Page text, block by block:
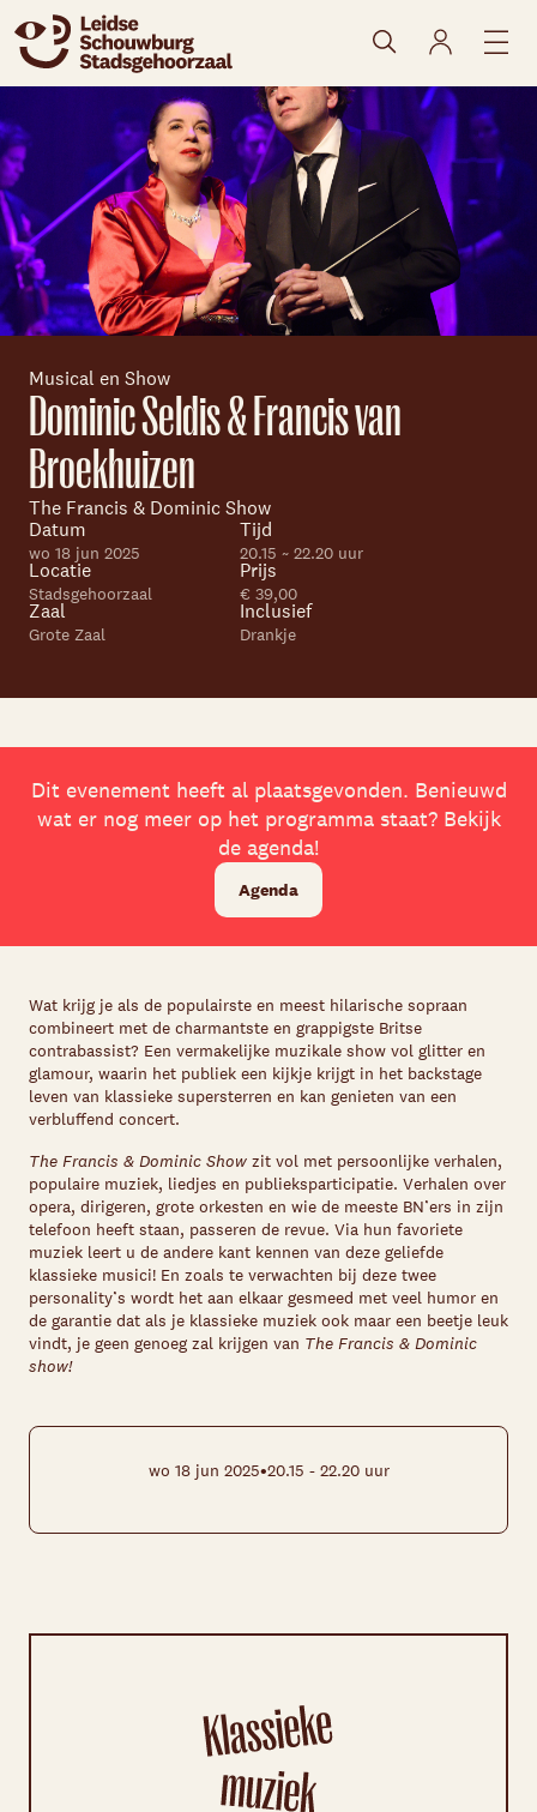
naar agenda
Musical en Show
Dominic Seldis & Francis van
Broekhuizen
The Francis & Dominic Show
Datum
wo 18 jun 2025
Tijd
20.15 ~ 22.20 uur
Locatie
Stadsgehoorzaal
Prijs
€ 39,00
Zaal
Grote Zaal
Inclusief
Drankje
Dit evenement heeft al plaatsgevonden. Benieuwd
wat er nog meer op het programma staat? Bekijk
de agenda!
Agenda
Wat krijg je als de populairste en meest hilarische sopraan
combineert met de charmantste en grappigste Britse
contrabassist? Een vermakelijke muzikale show vol glitter en
glamour, waarin het publiek een kijkje krijgt in het backstage
leven van klassieke supersterren en kan genieten van een
verbluffend concert.
The Francis & Dominic Show zit vol met persoonlijke verhalen,
populaire muziek, liedjes en publieksparticipatie. Verhalen over
opera, dirigeren, grote orkesten en wie de meeste BN’ers in zijn
telefoon heeft staan, passeren de revue. Via hun favoriete
muziek leert u de andere kant kennen van deze geliefde
klassieke musici! En zoals te verwachten bij deze twee
personality’s wordt het aan elkaar gesmeed met veel humor en
de garantie dat als je klassieke muziek ook maar een beetje leuk
vindt, je geen genoeg zal krijgen van The Francis & Dominic
show!
wo 18 jun 2025•20.15 - 22.20 uur